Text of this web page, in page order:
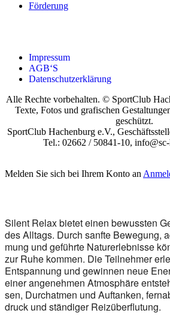
För­de­rung
Impres­sum
AGB‘S
Daten­schutz­er­klä­rung
Alle Rechte vorbehalten. © SportClub
Texte, Fotos und grafischen
geschützt.
SportClub Hachenburg e.V.,
Tel.: 02662 / 50841-10,
Melden Sie sich bei Ihrem Konto an
Silent Relax bie­tet einen bewuss­ten
des All­tags. Durch sanf­te Bewe­gung,
mung und geführ­te Natur­er­leb­nis­se
zur Ruhe kom­men. Die Teil­neh­mer
Ent­span­nung und gewin­nen neue
einer ange­neh­men Atmo­sphä­re
sen, Durch­at­men und Auf­tan­ken,
druck und stän­di­ger Reiz­über­flu­tung.